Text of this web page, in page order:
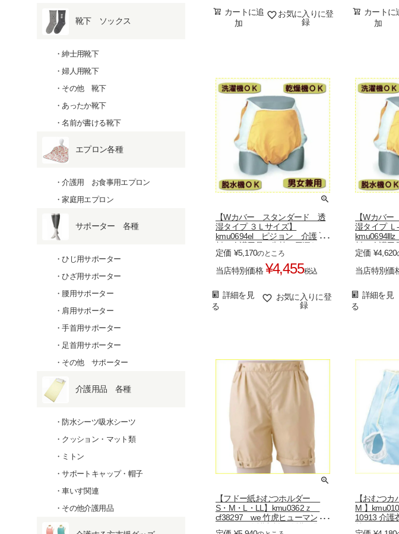
カートに追
加
お気に入りに登
録
カートに
加
【Wカバー スタンダード 透
湿タイプ ３Ｌサイズ】
kmu0694el ピジョン 介護衣
料 介護用品 失禁 尿漏れ
おむつ
定価 ¥5,170のところ
当店特別価格 ¥4,455税込
詳細を見
る
お気に入りに登
録
【Wカバ
湿タイプ Ｌ
料 介護
おむつ
定価 ¥4,620
当店特別価
詳細を見
る
【フドー紙おむつホルダー
S・M・L・LL】kmu0362ｚ
cf38297 we 竹虎ヒューマンケ
ア 10551 介護衣料 介護用品
【おむつカ
M 】
10913 介
禁 尿漏れ
靴下 ソックス
紳士用靴下
婦人用靴下
その他 靴下
あったか靴下
名前が書ける靴下
エプロン各種
介護用 お食事用エプロン
家庭用エプロン
サポーター 各種
ひじ用サポーター
ひざ用サポーター
腰用サポーター
肩用サポーター
手首用サポーター
足首用サポーター
その他 サポーター
介護用品 各種
防水シーツ吸水シーツ
クッション・マット類
ミトン
サポートキャップ・帽子
車いす関連
その他介護用品